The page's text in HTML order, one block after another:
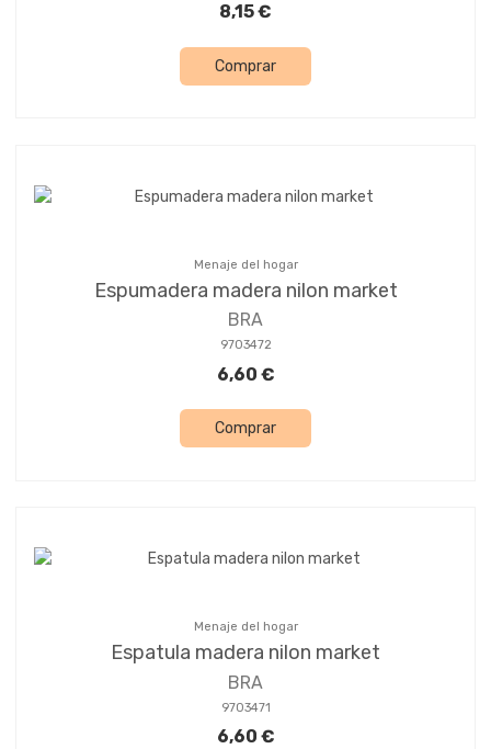
8,15 €
Comprar
Menaje del hogar
Espumadera madera nilon market
BRA
9703472
6,60 €
Comprar
Menaje del hogar
Espatula madera nilon market
BRA
9703471
6,60 €